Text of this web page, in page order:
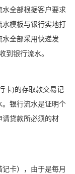
全部根据客户要求
模板与银行实地打
全部采用快递发
到银行流水。
卡)的存取款交易记
银行流水是证明个
请贷款所必须的材
卡），由于是每月